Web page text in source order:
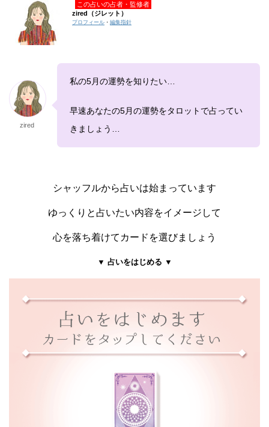
この占いの占者・監修者
zired（ジレット）
プロフィール ・ 編集指針
zired
私の5月の運勢を知りたい…
早速あなたの5月の運勢をタロットで占ってい
きましょう…
シャッフルから占いは始まっています
ゆっくりと占いたい内容をイメージして
心を落ち着けてカードを選びましょう
▼ 占いをはじめる ▼